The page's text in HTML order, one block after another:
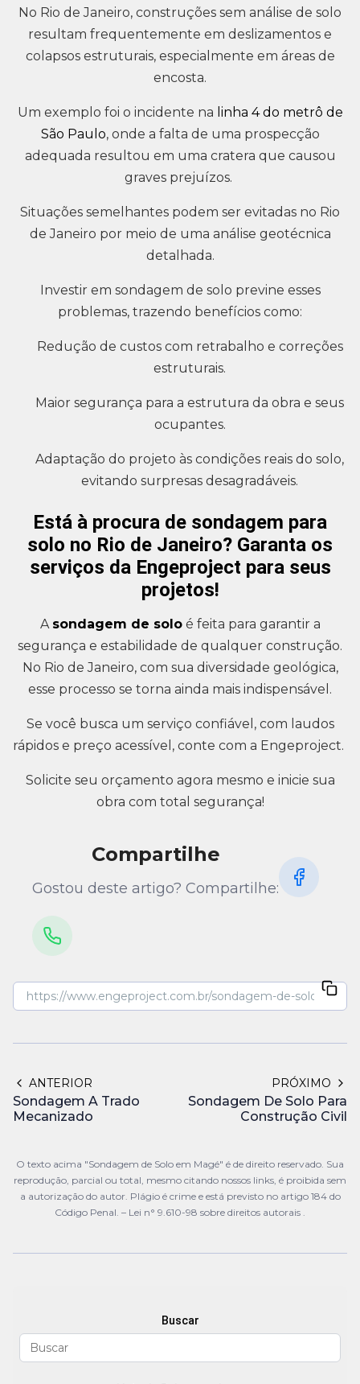
No Rio de Janeiro, construções sem análise de solo
resultam frequentemente em deslizamentos e
colapsos estruturais, especialmente em áreas de
encosta.
Um exemplo foi o incidente na linha 4 do metrô de
São Paulo, onde a falta de uma prospecção
adequada resultou em uma cratera que causou
graves prejuízos.
Situações semelhantes podem ser evitadas no Rio
de Janeiro por meio de uma análise geotécnica
detalhada.
Investir em sondagem de solo previne esses
problemas, trazendo benefícios como:
Redução de custos com retrabalho e correções
estruturais.
Maior segurança para a estrutura da obra e seus
ocupantes.
Adaptação do projeto às condições reais do solo,
evitando surpresas desagradáveis.
Está à procura de sondagem para
solo no Rio de Janeiro? Garanta os
serviços da Engeproject para seus
projetos!
A sondagem de soloé feita para garantir a
segurança e estabilidade de qualquer construção.
No Rio de Janeiro, com sua diversidade geológica,
esse processo se torna ainda mais indispensável.
Se você busca um serviço confiável, com laudos
rápidos e preço acessível, conte com a Engeproject.
Solicite seu orçamento agora mesmo e inicie sua
obra com total segurança!
Compartilhe
Gostou deste artigo? Compartilhe:
ANTERIOR
Sondagem A Trado
Mecanizado
PRÓXIMO
Sondagem De Solo Para
Construção Civil
O texto acima "Sondagem de Solo em Magé" é de direito reservado. Sua
reprodução, parcial ou total, mesmo citando nossos links, é proibida sem
a autorização do autor. Plágio é crime e está previsto no artigo 184 do
Código Penal. – Lei n° 9.610-98 sobre direitos autorais .
Buscar